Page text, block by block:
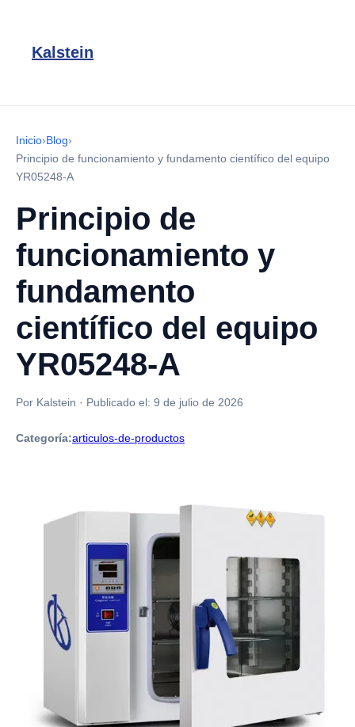
Kalstein
Inicio›Blog›
Principio de funcionamiento y fundamento científico del equipo
YR05248-A
Principio de
funcionamiento y
fundamento
científico del equipo
YR05248-A
Por Kalstein · Publicado el: 9 de julio de 2026
Categoría:articulos-de-productos